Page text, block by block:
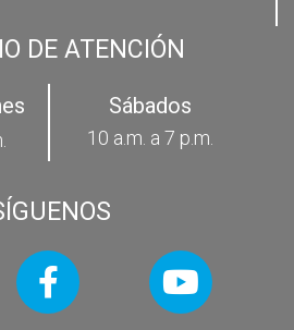
DE ATENCIÓN
Sábados
10 a.m. a 7 p.m.